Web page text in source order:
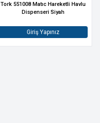
Tork 551008 Matıc Hareketli Havlu
Dispenseri Siyah
Giriş Yapınız